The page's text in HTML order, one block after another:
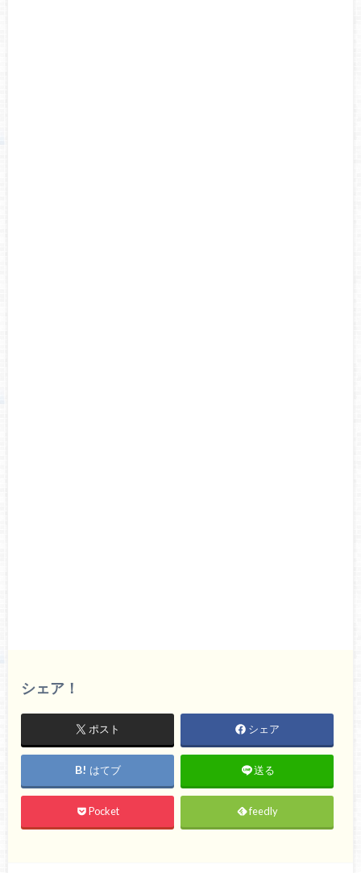
シェア！
ポスト シェア
はてブ 送る
Pocket feedly